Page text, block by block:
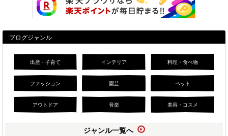
ブログジャンル
出産・子育て インテリア 料理・食べ物
ファッション 園芸 ペット
アウトドア 音楽 美容・コスメ
ジャンル一覧へ